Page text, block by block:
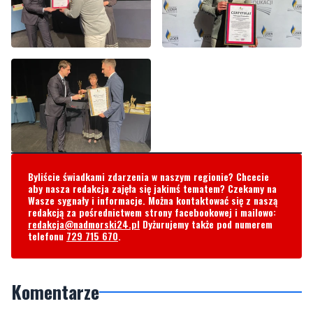
Byliście świadkami zdarzenia w naszym regionie? Chcecie
aby nasza redakcja zajęła się jakimś tematem? Czekamy na
Wasze sygnały i informacje. Można kontaktować się z naszą
redakcją za pośrednictwem strony facebookowej i mailowo:
redakcja@nadmorski24.pl Dyżurujemy także pod numerem
telefonu 729 715 670.
Komentarze